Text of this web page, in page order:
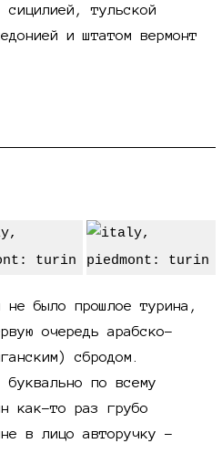
сицилией, тульской
и штатом вермонт
не было прошлое турина,
очередь арабско-
сбродом.
буквально по всему
как-то раз грубо
в лицо авторучку -